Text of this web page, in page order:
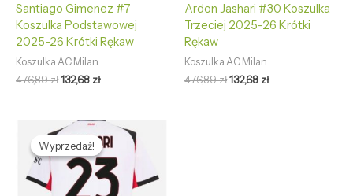
Santiago Gimenez #7
Koszulka Podstawowej
2025-26 Krótki Rękaw
Koszulka AC Milan
476,89zł132,68 zł
Ardon Jashari #30 Koszulka
Trzeciej 2025-26 Krótki
Rękaw
Koszulka AC Milan
476,89zł132,68 zł
Wyprzedaż!
Wyprzedaż!
Pierwotna
cena
wynosiła:
476,89 zł.
Aktualna
cena
wynosi:
132,68 zł.